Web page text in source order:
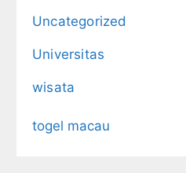
Uncategorized
Universitas
wisata
togel macau